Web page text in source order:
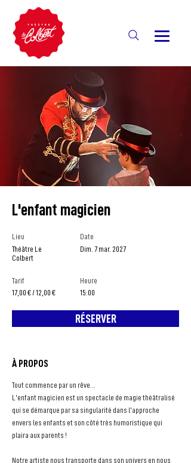
À PROPOS
Tout commence par un rêve…
L'enfant magicien est un spectacle de magie théâtralisé
qui se démarque par sa singularité dans l'approche
envers les enfants et son côté très humoristique qui
plaira aux parents !
Notre artiste nous transporte dans son univers en nous
L'enfant magicien
Lieu
Théâtre Le
Colbert
Date
Dim. 7 mar. 2027
Tarif
Heure
15:00
17,00 € / 12,00 €
RÉSERVER